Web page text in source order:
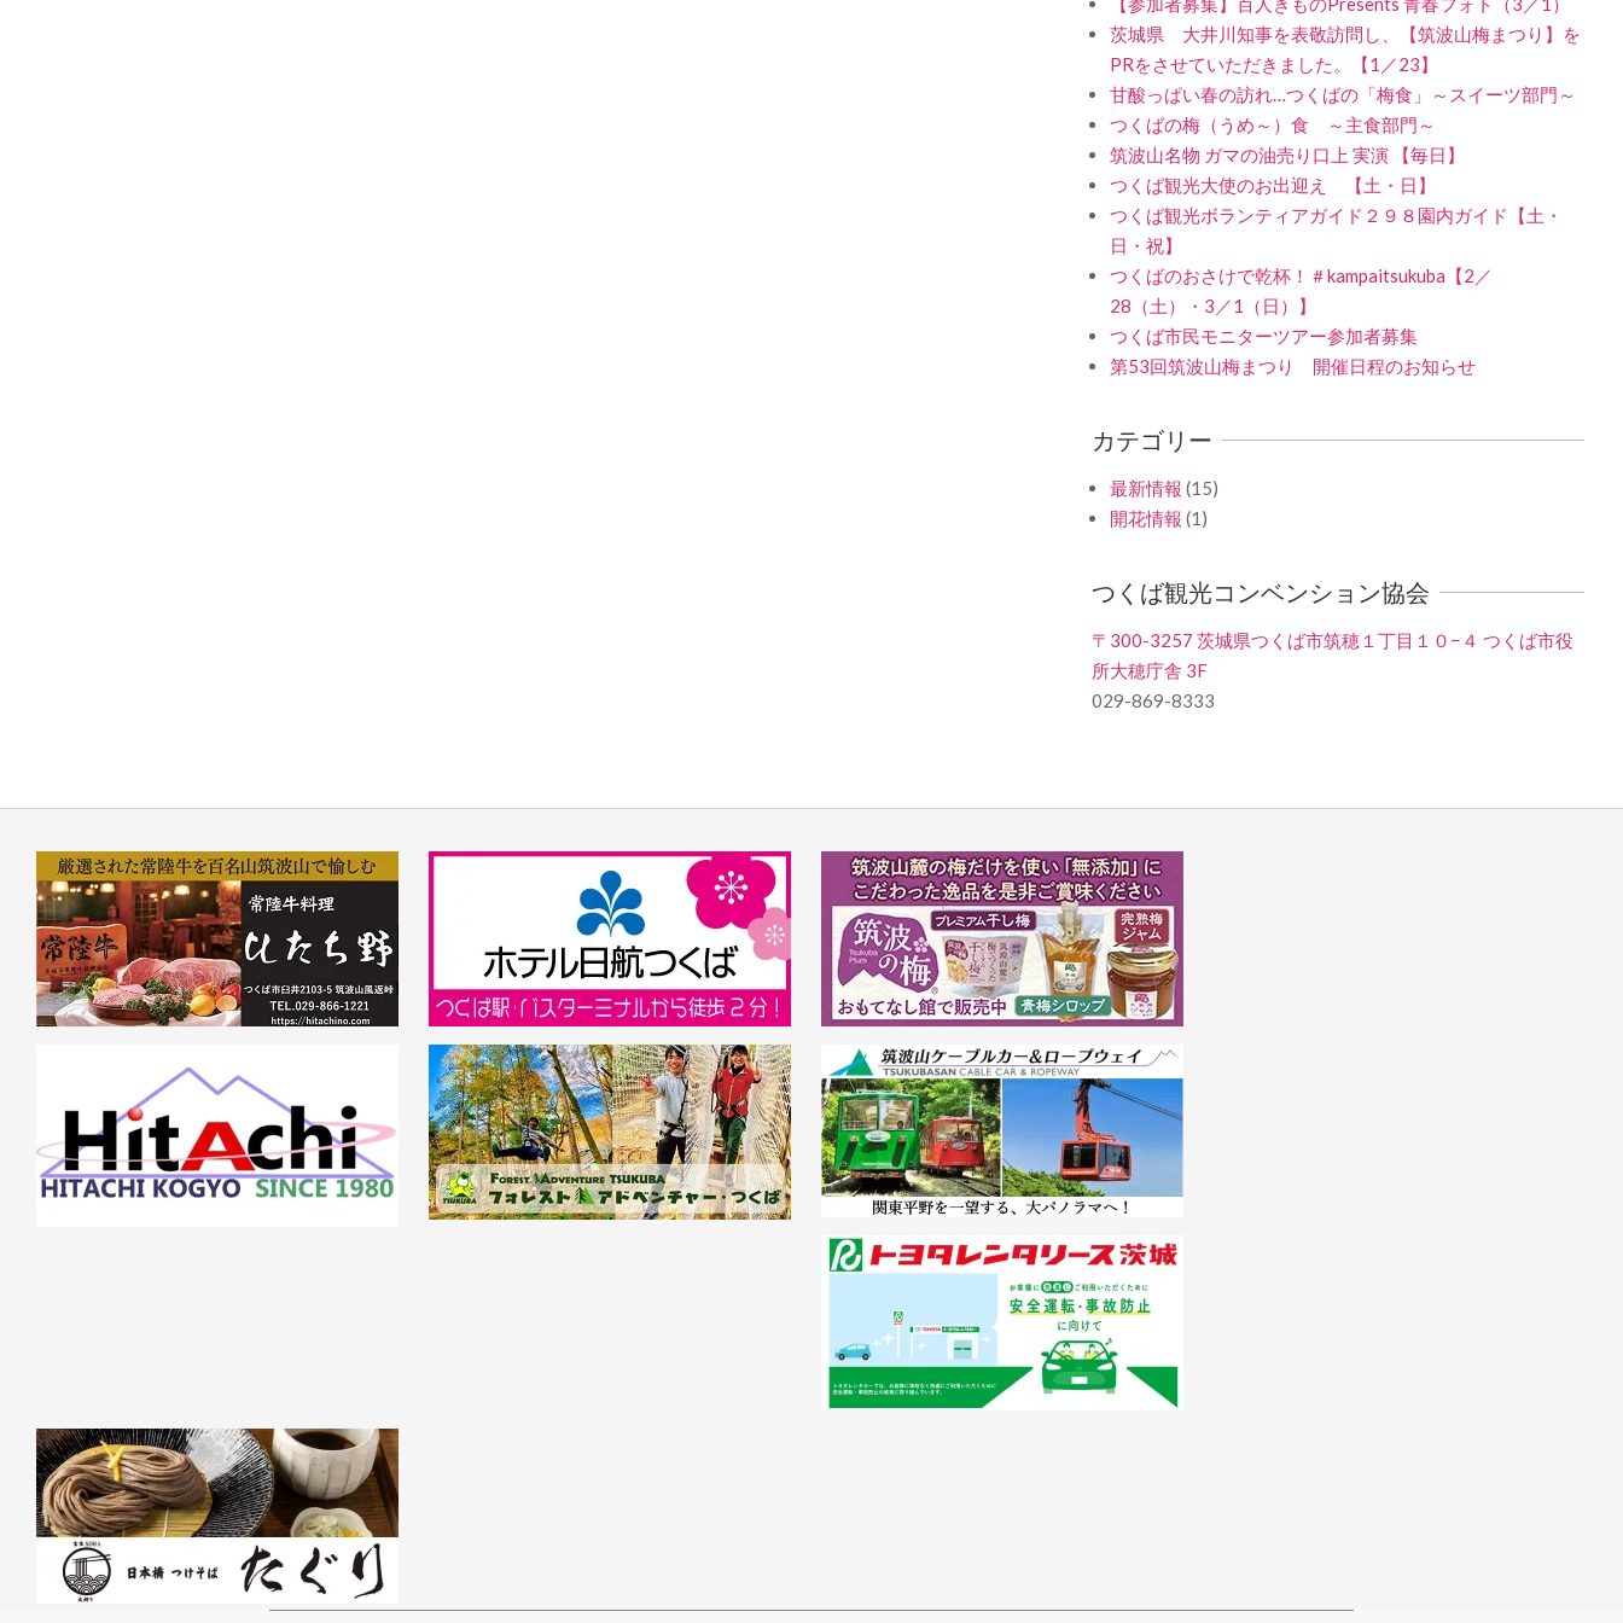
茨城県 大井川知事を表敬訪問し、【筑波山梅まつり】を
PRをさせていただきました。【1／23】
甘酸っぱい春の訪れ…つくばの「梅食」～スイーツ部門～
つくばの梅（うめ～）食 ～主食部門～
筑波山名物 ガマの油売り口上 実演 【毎日】
つくば観光大使のお出迎え 【土・日】
つくば観光ボランティアガイド２９８園内ガイド【土・
日・祝】
つくばのおさけで乾杯！＃kampaitsukuba【2／
28（土）・3／1（日）】
つくば市民モニターツアー参加者募集
第53回筑波山梅まつり 開催日程のお知らせ
カテゴリー
最新情報 (15)
開花情報 (1)
つくば観光コンベンション協会
〒300-3257 茨城県つくば市筑穂１丁目１０−４ つくば市役
所大穂庁舎 3F
029-869-8333